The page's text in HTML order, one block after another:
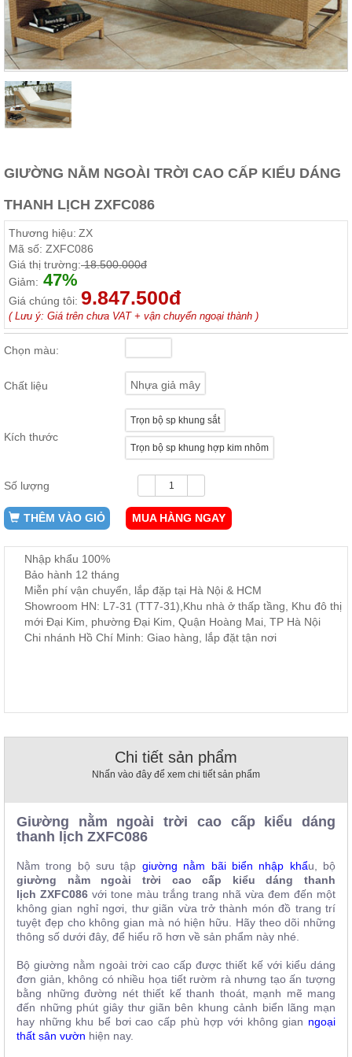
Thất
Phòng
Khách
Sofa,
tủ
rượu,
Bàn
trà...
Phòng
Giường
áo, bàn
trang
điểm
Nội
Thất
Phòng
Ăn
Bàn
ăn,
Nội
Công,
Vườn
Bàn
ban
Phụ
Kiện
, đồ
trí
Nhà
Hàng
Hàng
GIƯỜNG NẰM NGOÀI TRỜI CAO CẤP KIỂU DÁNG
THANH LỊCH ZXFC086
Thương hiệu: ZX
Mã số: ZXFC086
Giá thị trường:18.500.000đ
Giảm: 47%
Giá chúng tôi: 9.847.500đ
( Lưu ý: Giá trên chưa VAT + vận chuyển ngoại thành )
Chọn màu:
Chất liệu Nhựa giả mây
Kích thước
Trọn bộ sp khung sắt
Trọn bộ sp khung hợp kim nhôm
Số lượng
THÊM VÀO GIỎ MUA HÀNG NGAY
Nhập khẩu 100%
Bảo hành 12 tháng
Miễn phí vận chuyển, lắp đặp tại Hà Nội & HCM
Showroom HN: L7-31 (TT7-31),Khu nhà ở thấp tầng, Khu đô thị
mới Đại Kim, phường Đại Kim, Quận Hoàng Mai, TP Hà Nội
Chi nhánh Hồ Chí Minh: Giao hàng, lắp đặt tận nơi
Chi tiết sản phẩm
Nhấn vào đây để xem chi tiết sản phẩm
Giường nằm ngoài trời cao cấp kiểu dáng
thanh lịch ZXFC086
Nằm trong bộ sưu tập giường nằm bãi biển nhập khẩu, bộ
giường nằm ngoài trời cao cấp kiểu dáng thanh
lịch ZXFC086 với tone màu trắng trang nhã vừa đem đến một
không gian nghỉ ngơi, thư giãn vừa trở thành món đồ trang trí
tuyệt đẹp cho không gian mà nó hiện hữu. Hãy theo dõi những
thông số dưới đây, để hiểu rõ hơn về sản phẩm này nhé.
Bộ giường nằm ngoài trời cao cấp được thiết kế với kiểu dáng
đơn giản, không có nhiều họa tiết rườm rà nhưng tạo ấn tượng
bằng những đường nét thiết kế thanh thoát, mạnh mẽ mang
đến những phút giây thư giãn bên khung cảnh biển lãng mạn
hay những khu bể bơi cao cấp phù hợp với không gian ngoại
thất sân vườn hiện nay.